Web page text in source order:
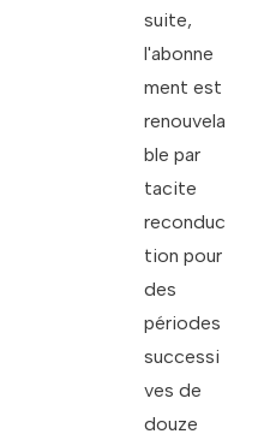
suite,
l'abonne
ment est
renouvela
ble par
tacite
reconduc
tion pour
des
périodes
successi
ves de
douze